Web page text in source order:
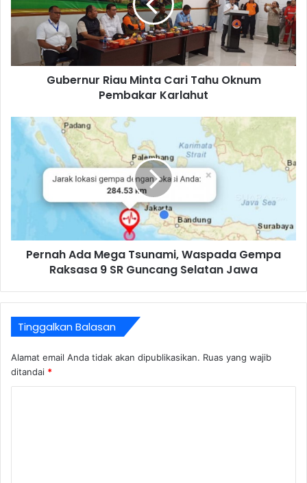
Gubernur Riau Minta Cari Tahu Oknum
Pembakar Karlahut
Pernah Ada Mega Tsunami, Waspada Gempa
Raksasa 9 SR Guncang Selatan Jawa
Tinggalkan Balasan
Alamat email Anda tidak akan dipublikasikan. Ruas yang wajib
ditandai *